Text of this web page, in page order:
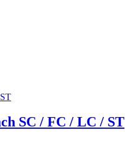
SC / FC / LC / ST